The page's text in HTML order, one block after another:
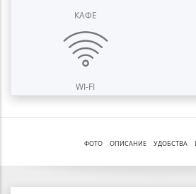
КАФЕ
WI-FI
УДОБСТВА
ОПИСАНИЕ
ФОТО